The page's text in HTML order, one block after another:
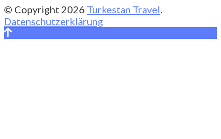
© Copyright 2026 Turkestan Travel
Datenschutzerklärung